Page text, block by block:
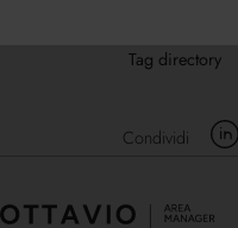
Tag directory
Condividi